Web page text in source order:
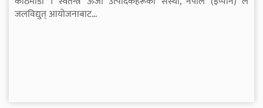
जलविद्युत् आयोजनाबाट...